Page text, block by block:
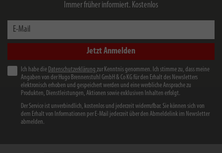
Immer früher informiert. Kostenlos
E-Mail
Jetzt Anmelden
Ich habe die Datenschutzerklärung zur Kenntnis genommen. Ich stimme zu, dass meine
Angaben von der Hugo Brennenstuhl GmbH & Co KG für den Erhalt des Newsletters
elektronisch erhoben und gespeichert werden und eine werbliche Ansprache zu
Produkten, Dienstleistungen, Aktionen sowie exklusiven Inhalten erfolgt.
Der Service ist unverbindlich, kostenlos und jederzeit widerrufbar. Sie können sich von
dem Erhalt von Informationen per E-Mail jederzeit über den Abmeldelink im Newsletter
abmelden.